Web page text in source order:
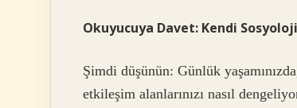
Okuyucuya Davet: Kendi
Şimdi düşünün: Günlük
etkileşim alanlarınızı nasıl